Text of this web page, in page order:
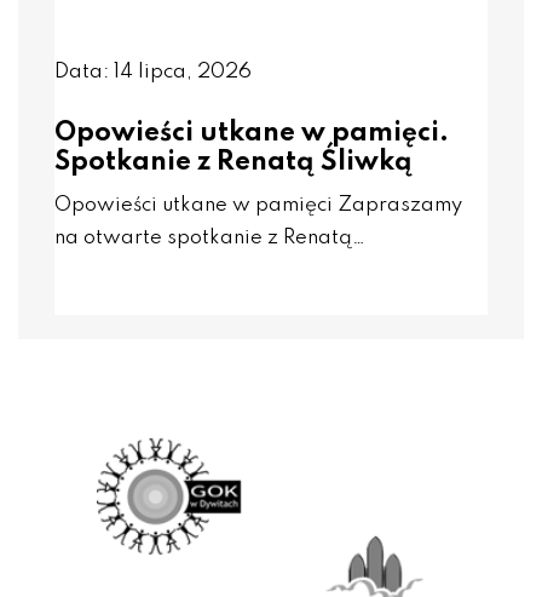
Data: 14 lipca, 2026
Opowieści utkane w pamięci.
Spotkanie z Renatą Śliwką
Opowieści utkane w pamięci Zapraszamy
na otwarte spotkanie z Renatą…